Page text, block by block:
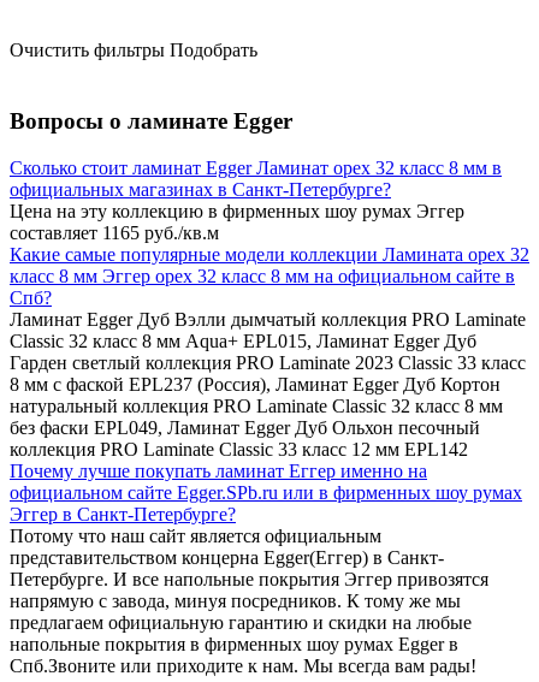
Очистить фильтры Подобрать
Вопросы о ламинате Egger
Сколько стоит ламинат Egger Ламинат орех 32 класс 8 мм в
официальных магазинах в Санкт-Петербурге?
Цена на эту коллекцию в фирменных шоу румах Эггер
составляет 1165 руб./кв.м
Какие самые популярные модели коллекции Ламината орех 32
класс 8 мм Эггер орех 32 класс 8 мм на официальном сайте в
Спб?
Ламинат Egger Дуб Вэлли дымчатый коллекция PRO Laminate
Classic 32 класс 8 мм Aqua+ EPL015, Ламинат Egger Дуб
Гарден светлый коллекция PRO Laminate 2023 Classic 33 класс
8 мм с фаской EPL237 (Россия), Ламинат Egger Дуб Кортон
натуральный коллекция PRO Laminate Classic 32 класс 8 мм
без фаски EPL049, Ламинат Egger Дуб Ольхон песочный
коллекция PRO Laminate Classic 33 класс 12 мм EPL142
Почему лучше покупать ламинат Еггер именно на
официальном сайте Egger.SPb.ru или в фирменных шоу румах
Эггер в Санкт-Петербурге?
Потому что наш сайт является официальным
представительством концерна Egger(Еггер) в Санкт-
Петербурге. И все напольные покрытия Эггер привозятся
напрямую с завода, минуя посредников. К тому же мы
предлагаем официальную гарантию и скидки на любые
напольные покрытия в фирменных шоу румах Egger в
Спб.Звоните или приходите к нам. Мы всегда вам рады!